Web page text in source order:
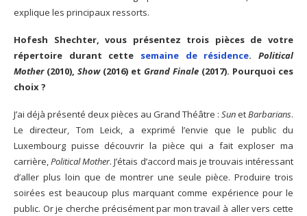
explique les principaux ressorts.
Hofesh Shechter, vous présentez trois pièces de votre
répertoire durant cette semaine de résidence.Political
Mother(2010), Show(2016) et Grand Finale (2017). Pourquoi ces
choix ?
J’ai déjà présenté deux pièces au Grand Théâtre : SunetBarbarians.
Le directeur, Tom Leick, a exprimé l’envie que le public du
Luxembourg puisse découvrir la pièce qui a fait exploser ma
carrière,Political Mother. J’étais d’accord mais je trouvais intéressant
d’aller plus loin que de montrer une seule pièce. Produire trois
soirées est beaucoup plus marquant comme expérience pour le
public. Or je cherche précisément par mon travail à aller vers cette